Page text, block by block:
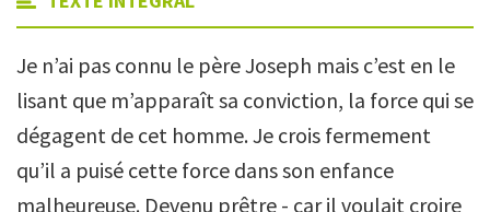
Je n’ai pas connu le père Joseph mais c’est en le
lisant que m’apparaît sa conviction, la force qui se
dégagent de cet homme. Je crois fermement
qu’il a puisé cette force dans son enfance
malheureuse. Devenu prêtre - car il voulait croire